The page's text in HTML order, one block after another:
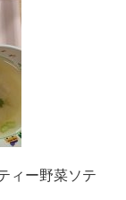
ー野菜ソテ